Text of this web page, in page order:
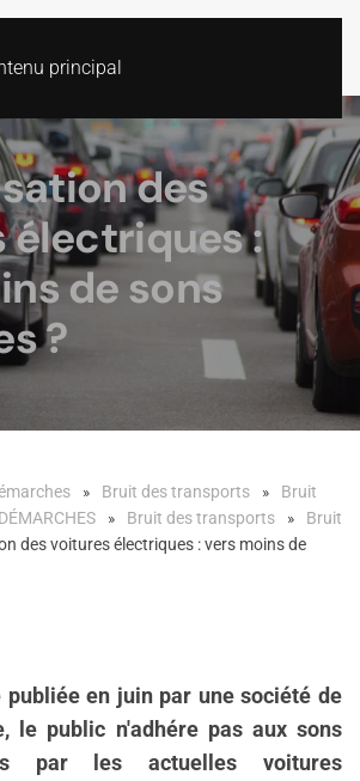
principal
des
électriques :
de sons
?
Bruit des transports
Bruit
Bruit des transports
Bruit
des voitures électriques : vers moins de
publiée en juin par une société de
le public n'adhére pas aux sons
par les actuelles voitures